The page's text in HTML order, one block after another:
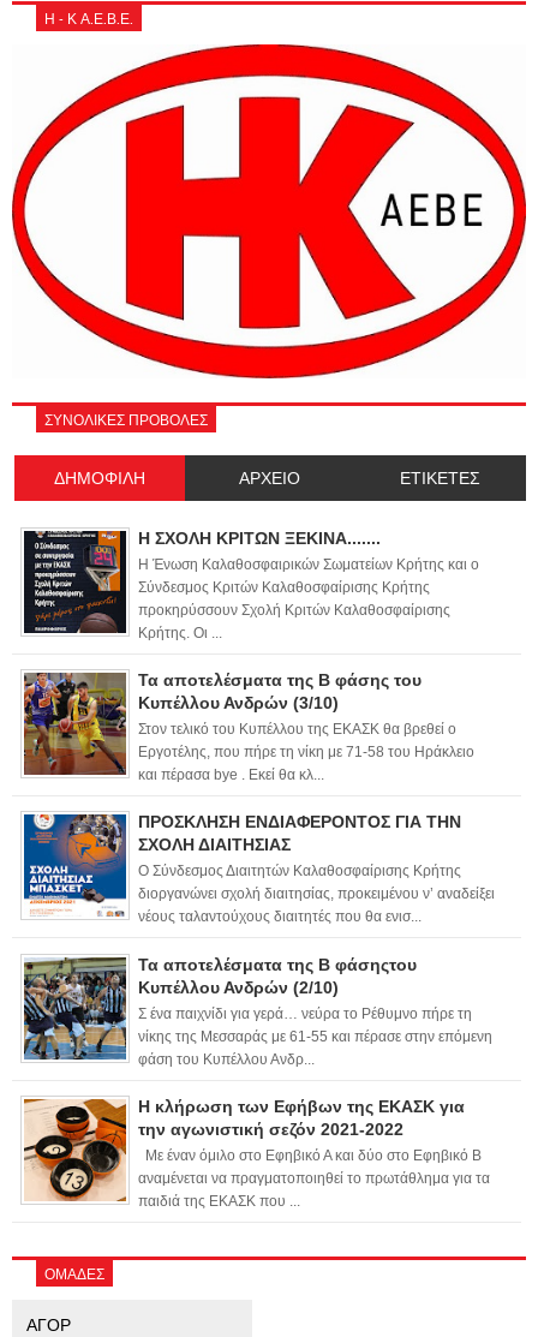
Η - Κ Α.Ε.Β.Ε.
ΣΥΝΟΛΙΚΕΣ ΠΡΟΒΟΛΕΣ
ΔΗΜΟΦΙΛΗ ΑΡΧΕΙΟ ΕΤΙΚΕΤΕΣ
Η ΣΧΟΛΗ ΚΡΙΤΩΝ ΞΕΚΙΝΑ.......
Η Ένωση Καλαθοσφαιρικών Σωματείων Κρήτης και ο
Σύνδεσμος Κριτών Καλαθοσφαίρισης Κρήτης
προκηρύσσουν Σχολή Κριτών Καλαθοσφαίρισης
Κρήτης. Οι ...
Τα αποτελέσματα της Β φάσης του
Κυπέλλου Ανδρών (3/10)
Στον τελικό του Κυπέλλου της ΕΚΑΣΚ θα βρεθεί ο
Εργοτέλης, που πήρε τη νίκη με 71-58 του Ηράκλειο
και πέρασα bye . Εκεί θα κλ...
ΠΡΟΣΚΛΗΣΗ ΕΝΔΙΑΦΕΡΟΝΤΟΣ ΓΙΑ ΤΗΝ
ΣΧΟΛΗ ΔΙΑΙΤΗΣΙΑΣ
Ο Σύνδεσμος Διαιτητών Καλαθοσφαίρισης Κρήτης
διοργανώνει σχολή διαιτησίας, προκειμένου ν’ αναδείξει
νέους ταλαντούχους διαιτητές που θα ενισ...
Τα αποτελέσματα της Β φάσηςτου
Κυπέλλου Ανδρών (2/10)
Σ ένα παιχνίδι για γερά… νεύρα το Ρέθυμνο πήρε τη
νίκης της Μεσσαράς με 61-55 και πέρασε στην επόμενη
φάση του Κυπέλλου Ανδρ...
Η κλήρωση των Εφήβων της ΕΚΑΣΚ για
την αγωνιστική σεζόν 2021-2022
Με έναν όμιλο στο Εφηβικό Α και δύο στο Εφηβικό Β
αναμένεται να πραγματοποιηθεί το πρωτάθλημα για τα
παιδιά της ΕΚΑΣΚ που ...
ΟΜΑΔΕΣ
ΑΓΟΡ